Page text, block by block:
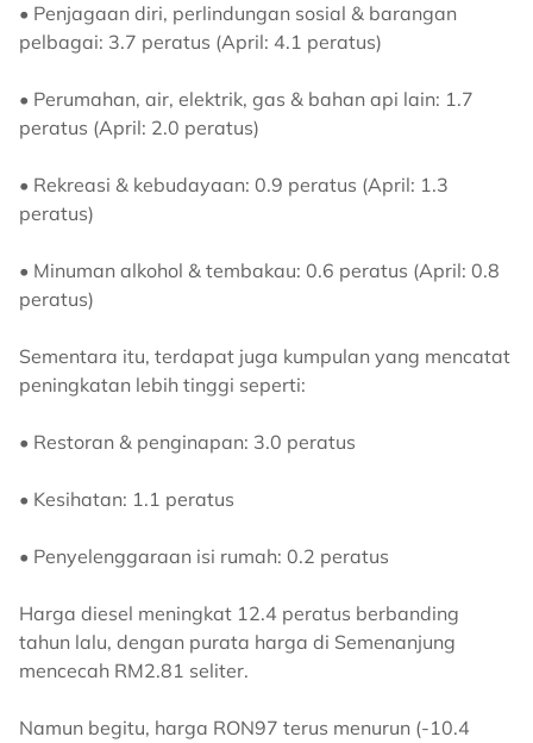
• Penjagaan diri, perlindungan sosial & barangan
pelbagai: 3.7 peratus (April: 4.1 peratus)
• Perumahan, air, elektrik, gas & bahan api lain: 1.7
peratus (April: 2.0 peratus)
• Rekreasi & kebudayaan: 0.9 peratus (April: 1.3
peratus)
• Minuman alkohol & tembakau: 0.6 peratus (April: 0.8
peratus)
Sementara itu, terdapat juga kumpulan yang mencatat
peningkatan lebih tinggi seperti:
• Restoran & penginapan: 3.0 peratus
• Kesihatan: 1.1 peratus
• Penyelenggaraan isi rumah: 0.2 peratus
Harga diesel meningkat 12.4 peratus berbanding
tahun lalu, dengan purata harga di Semenanjung
mencecah RM2.81 seliter.
Namun begitu, harga RON97 terus menurun (-10.4